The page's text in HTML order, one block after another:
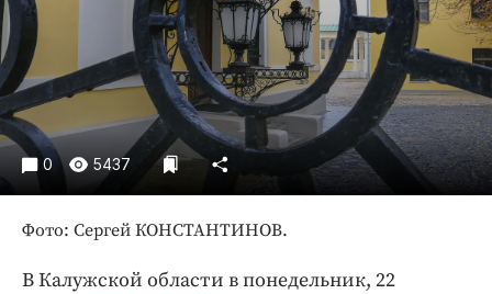
Погода
Праздники
Происшествия
Экономика и бизнес
ПРОЕКТЫ
Блоги
0 5437
Фото: Сергей КОНСТАНТИНОВ.
В Калужской области в понедельник, 22